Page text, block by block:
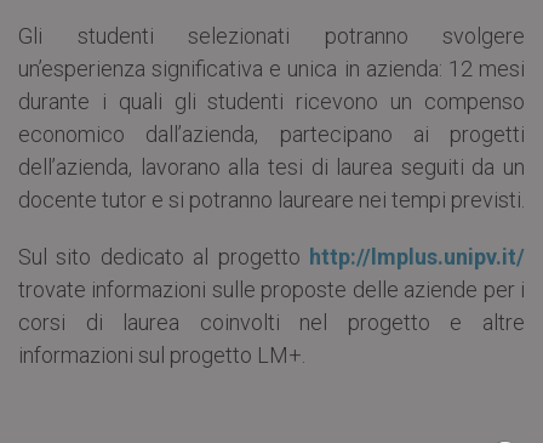
Gli studenti selezionati potranno svolgere
un’esperienza significativa e unica in azienda: 12 mesi
durante i quali gli studenti ricevono un compenso
economico dall’azienda, partecipano ai progetti
dell’azienda, lavorano alla tesi di laurea seguiti da un
docente tutor e si potranno laureare nei tempi previsti.
Sul sito dedicato al progetto http://lmplus.unipv.it/
trovate informazioni sulle proposte delle aziende per i
corsi di laurea coinvolti nel progetto e altre
informazioni sul progetto LM+.